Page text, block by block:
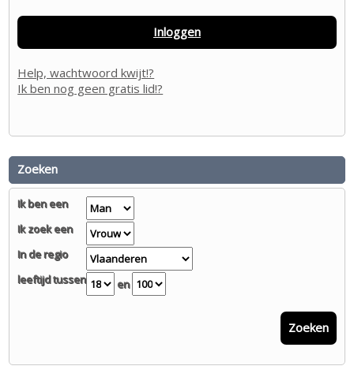
Inloggen
Help, wachtwoord kwijt!?
Ik ben nog geen gratis lid!?
Zoeken
Ik ben een
Ik zoek een
In de regio
leeftijd tussen
en
Zoeken